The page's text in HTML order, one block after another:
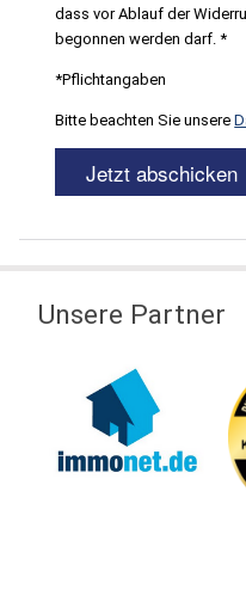
dass vor Ablauf der
begonnen werden darf. *
*Pflichtangaben
Bitte beachten Sie unsere
Unsere Partner